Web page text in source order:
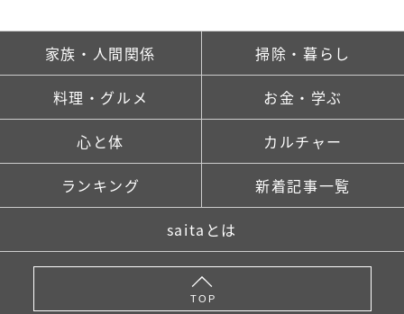
家族・人間関係 掃除・暮らし
料理・グルメ お金・学ぶ
心と体 カルチャー
ランキング 新着記事一覧
saitaとは
TOP